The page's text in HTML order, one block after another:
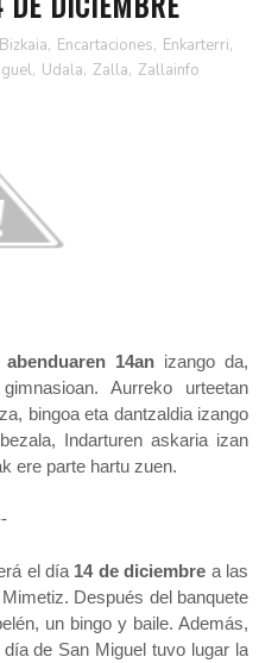
Bizkaia, Encartaciones, Enkarterri,
, Udala, Zalla, Zallainfo
abenduaren 14anizango da,
Aurreko urteetan
bingoa eta dantzaldia izango
Indarturen askaria izan
ere parte hartu zuen.
el día 14 de diciembre a las
Después del banquete
un bingo y baile. Además,
de San Miguel tuvo lugar la